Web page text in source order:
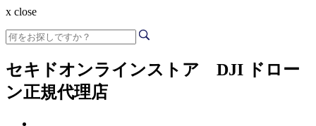
x close
セキドオンラインストア DJI ドロー
ン正規代理店